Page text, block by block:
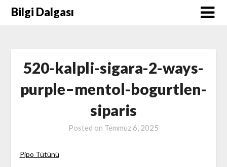
SkipBilgi Dalgası
520-kalpli-sigara-2-ways-
purple–mentol-bogurtlen-
siparis
Posted on Temmuz 6, 2025
Pipo Tütünü